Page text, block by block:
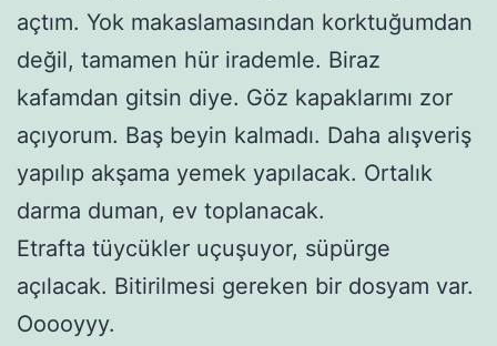
açtım. Yok makaslamasından korktuğumdan
değil, tamamen hür irademle. Biraz
kafamdan gitsin diye. Göz kapaklarımı zor
açıyorum. Baş beyin kalmadı. Daha alışveriş
yapılıp akşama yemek yapılacak. Ortalık
darma duman, ev toplanacak.
Etrafta tüycükler uçuşuyor, süpürge
açılacak. Bitirilmesi gereken bir dosyam var.
Ooooyyy.